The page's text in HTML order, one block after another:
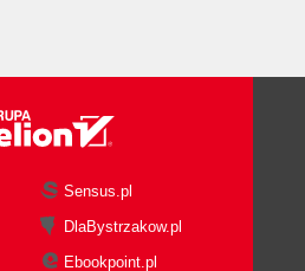
Should Be Your Destination
the product) the AI
Dont fall when you make
service call (the even bigger but)
Sensus.pl
DlaBystrzakow.pl
Ebookpoint.pl